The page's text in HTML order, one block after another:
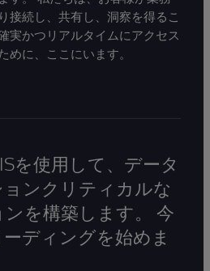
接続し、共有し、洞察を得るこ
実かつリアルタイムにアクセス
めに、ここにいます。
を使用して、データ
ンクリティカルな
を構築します。 今
ディングを始めま